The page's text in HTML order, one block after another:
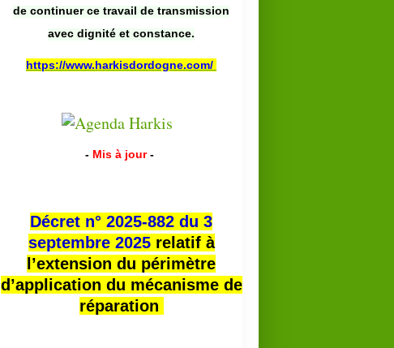
de continuer ce travail de transmission
avec dignité et constance.
https://www.harkisdordogne.com/
- Mis à jour -
Décret n° 2025-882 du 3
septembre 2025relatif à
l’extension du périmètre
d’application du mécanisme de
réparation